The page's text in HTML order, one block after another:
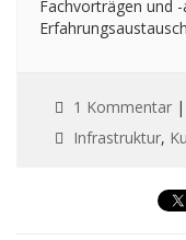
Fachvorträgen und
1 Kommentar |
Infrastruktur,